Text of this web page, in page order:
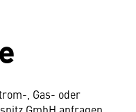
, Gas- oder